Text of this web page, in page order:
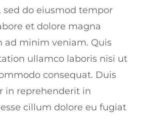
sed do eiusmod tempor
et dolore magna
ad minim veniam. Quis
ullamco laboris nisi ut
consequat. Duis
in reprehenderit in
cillum dolore eu fugiat